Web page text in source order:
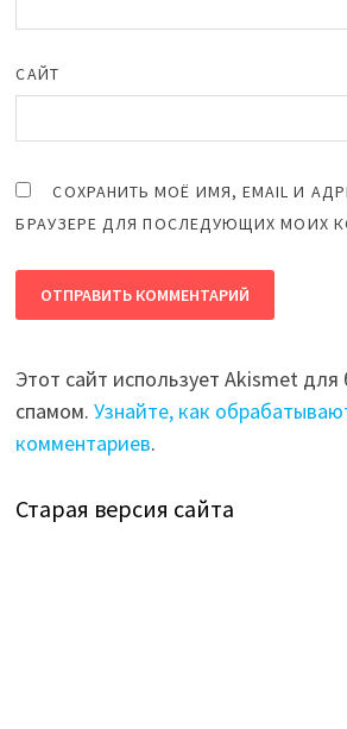
САЙТ
СОХРАНИТЬ МОЁ ИМЯ, EMAIL И
БРАУЗЕРЕ ДЛЯ ПОСЛЕДУЮЩИХ МОИХ
Этот сайт использует Akismet для
спамом.Узнайте, как
комментариев.
Старая версия сайта